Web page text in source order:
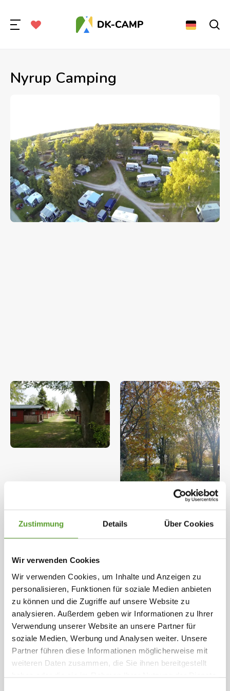
Zustimmung Details Über Cookies
Wir verwenden Cookies
Wir verwenden Cookies, um Inhalte und Anzeigen zu
personalisieren, Funktionen für soziale Medien anbieten
zu können und die Zugriffe auf unsere Website zu
analysieren. Außerdem geben wir Informationen zu Ihrer
Verwendung unserer Website an unsere Partner für
soziale Medien, Werbung und Analysen weiter. Unsere
Partner führen diese Informationen möglicherweise mit
weiteren Daten zusammen, die Sie ihnen bereitgestellt
haben oder die sie im Rahmen Ihrer Nutzung der Dienste
Nyrup Camping
Weitere Bilder ansehen
finden Sie günstige Preise finden Sie und wir sind
ideal gelegen , um sowohl Nordseeland und
Kopenhagen zu erkunden.
Der Platz ist ganzjährig geöffnet, außer zwischen 1
November und 1. März nur nach Vereinbarung .
Wir haben 100 Einheiten , alle mit Strom und
zusätzlich gibt es 13 Hütten zu vermieten.
Karte und Kontaktinformation Gesamte Beschreibung
Ausgewählte Einrichtungen
Grosse StellplätzeVor der Schranke Späte Ankunft
Hinter der Schranke0 - 150 Plätze